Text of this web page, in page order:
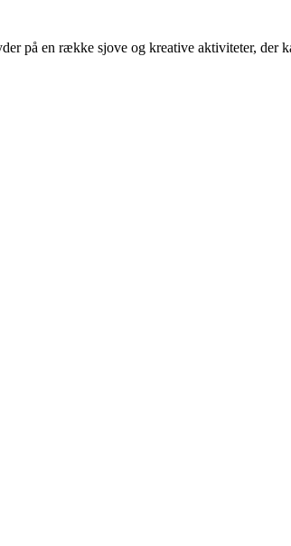
på en række sjove og kreative aktiviteter, der